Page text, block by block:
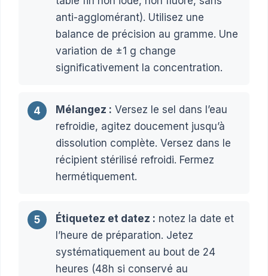
anti-agglomérant). Utilisez une
balance de précision au gramme. Une
variation de ±1 g change
significativement la concentration.
4 Mélangez : Versez le sel dans l’eau
refroidie, agitez doucement jusqu’à
dissolution complète. Versez dans le
récipient stérilisé refroidi. Fermez
hermétiquement.
5 Étiquetez et datez : notez la date et
l’heure de préparation. Jetez
systématiquement au bout de 24
heures (48h si conservé au